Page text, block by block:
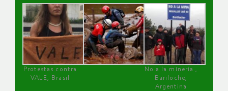
Protestas contra
VALE, Brasil
No a la minería ,
Bariloche,
Argentina